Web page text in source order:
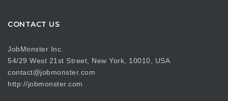
CONTACT US
JobMonster Inc.
54/29 West 21st Street, New York, 10010, USA
contact@jobmonster.com
http://jobmonster.com